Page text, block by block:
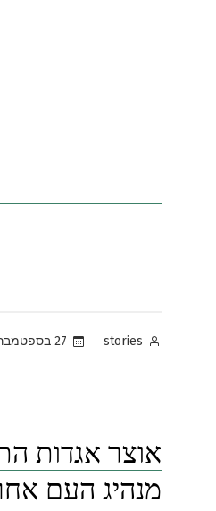
Posted
stories 27 בספטמבר 2024
מנהיג העם